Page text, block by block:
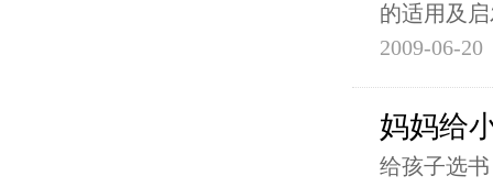
的适用及
2009-06-20
妈妈给
给孩子选